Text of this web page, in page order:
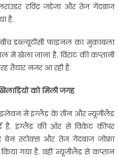
रविंद्र जडेजा और तेज गेंदबाज
है.
डब्ल्यूटीसी फाइनल का मुकाबला
में खेला जाना है. विराट की कप्तानी
तैयार नजर आ रही है.
को मिली जगह
में इंग्लैंड के तीन और न्यूजीलैंड
है. इंग्लैंड की ओर से विकेट कीपर
स्टोक्स और तेज गेंदबाज जोफ्रा
गया है. वहीं न्यूजीलैंड से कप्तान